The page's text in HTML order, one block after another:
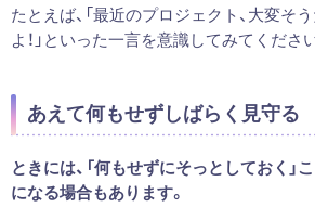
たとえば、「最近のプロジェクト、大変そ
よ！」といった一言を意識してみてください
あえて何もせずしばらく見守る
ときには、「何もせずにそっとしておく」
になる場合もあります。